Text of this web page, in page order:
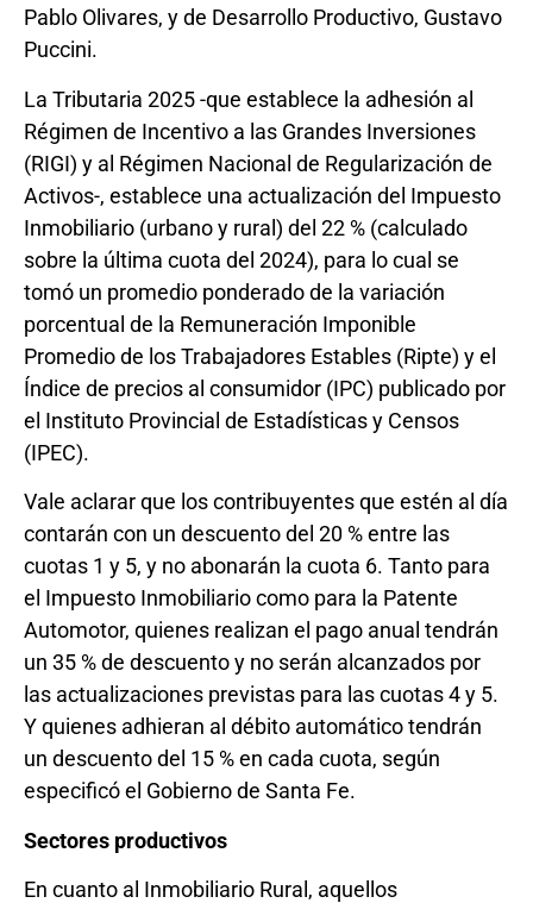
Pablo Olivares, y de Desarrollo Productivo, Gustavo
Puccini.
La Tributaria 2025 -que establece la adhesión al
Régimen de Incentivo a las Grandes Inversiones
(RIGI) y al Régimen Nacional de Regularización de
Activos-, establece una actualización del Impuesto
Inmobiliario (urbano y rural) del 22 % (calculado
sobre la última cuota del 2024), para lo cual se
tomó un promedio ponderado de la variación
porcentual de la Remuneración Imponible
Promedio de los Trabajadores Estables (Ripte) y el
Índice de precios al consumidor (IPC) publicado por
el Instituto Provincial de Estadísticas y Censos
(IPEC).
Vale aclarar que los contribuyentes que estén al día
contarán con un descuento del 20 % entre las
cuotas 1 y 5, y no abonarán la cuota 6. Tanto para
el Impuesto Inmobiliario como para la Patente
Automotor, quienes realizan el pago anual tendrán
un 35 % de descuento y no serán alcanzados por
las actualizaciones previstas para las cuotas 4 y 5.
Y quienes adhieran al débito automático tendrán
un descuento del 15 % en cada cuota, según
especificó el Gobierno de Santa Fe.
Sectores productivos
En cuanto al Inmobiliario Rural, aquellos